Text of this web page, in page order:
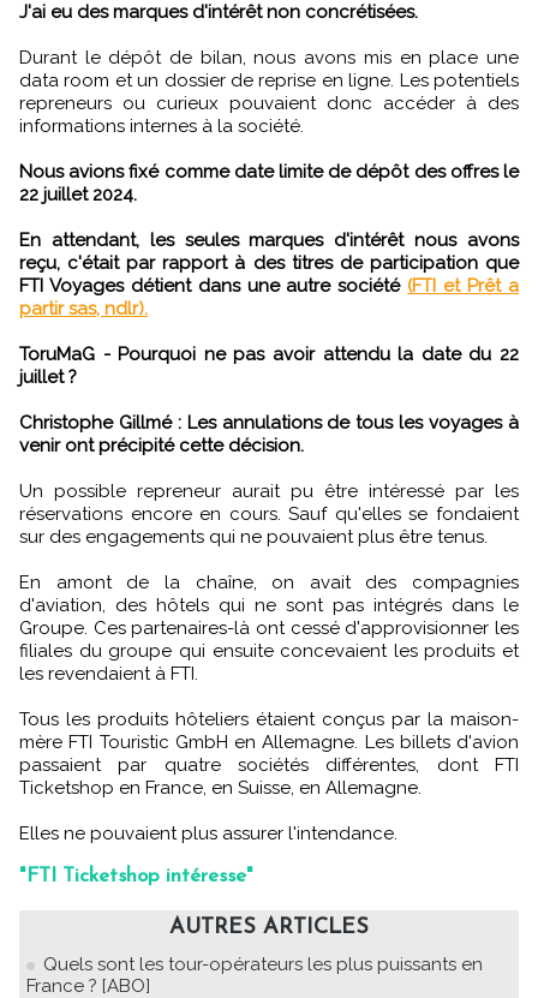
J'ai eu des marques d'intérêt non concrétisées.
Durant le dépôt de bilan, nous avons mis en place une
data room et un dossier de reprise en ligne. Les potentiels
repreneurs ou curieux pouvaient donc accéder à des
informations internes à la société.
Nous avions fixé comme date limite de dépôt des offres le
22 juillet 2024.
En attendant, les seules marques d'intérêt nous avons
reçu, c'était par rapport à des titres de participation que
FTI Voyages détient dans une autre société (FTI et Prêt a
partir sas, ndlr).
ToruMaG - Pourquoi ne pas avoir attendu la date du 22
juillet ?
Christophe Gillmé : Les annulations de tous les voyages à
venir ont précipité cette décision.
Un possible repreneur aurait pu être intéressé par les
réservations encore en cours. Sauf qu'elles se fondaient
sur des engagements qui ne pouvaient plus être tenus.
En amont de la chaîne, on avait des compagnies
d'aviation, des hôtels qui ne sont pas intégrés dans le
Groupe. Ces partenaires-là ont cessé d'approvisionner les
filiales du groupe qui ensuite concevaient les produits et
les revendaient à FTI.
Tous les produits hôteliers étaient conçus par la maison-
mère FTI Touristic GmbH en Allemagne. Les billets d'avion
passaient par quatre sociétés différentes, dont FTI
Ticketshop en France, en Suisse, en Allemagne.
Elles ne pouvaient plus assurer l'intendance.
"FTI Ticketshop intéresse"
AUTRES ARTICLES
Quels sont les tour-opérateurs les plus puissants en
France ? [ABO]